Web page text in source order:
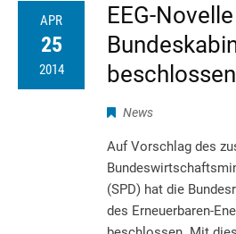
APR
25
2014
EEG-
beschlossen
News
Auf Vorschlag des
(SPD) hat die
des Erneuerbaren-